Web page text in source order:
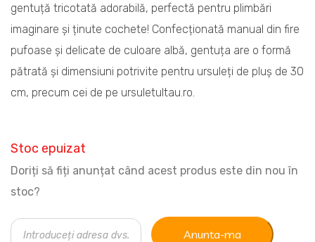
gentuță tricotată adorabilă, perfectă pentru plimbări
imaginare și ținute cochete! Confecționată manual din fire
pufoase și delicate de culoare albă, gentuța are o formă
pătrată și dimensiuni potrivite pentru ursuleți de pluș de 30
cm, precum cei de pe ursuletultau.ro.
Stoc epuizat
Doriți să fiți anunțat când acest produs este din nou în
stoc?
Anunta-ma